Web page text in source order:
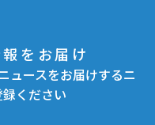
をお届け
ュースをお届けするニ
ください